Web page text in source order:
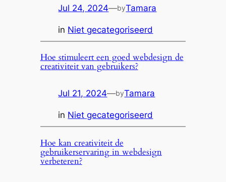
Jul 24, 2024—byTamara
in Niet gecategoriseerd
Hoe stimuleert een goed webdesign de
creativiteit van gebruikers?
Jul 21, 2024—byTamara
in Niet gecategoriseerd
Hoe kan creativiteit de
gebruikerservaring in webdesign
verbeteren?